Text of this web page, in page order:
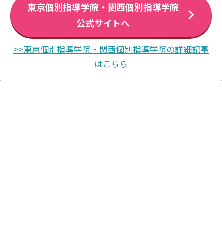
東京個別指導学院・関西個別指導学院
公式サイトへ
>>東京個別指導学院・関西個別指導学院の詳細記事
はこちら